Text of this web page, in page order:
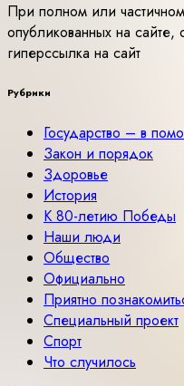
При полном или
опубликованных на сайте,
гиперссылка на сайт
Рубрики
Государство – в
Закон и порядок
Здоровье
История
К 80-летию Победы
Наши люди
Общество
Официально
Приятно
Специальный проект
Спорт
Что случилось